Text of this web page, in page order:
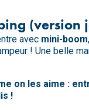
(version
avec mini-boom
! Une belle
on les aime :
!